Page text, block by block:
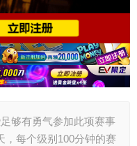
够有勇气参加此项赛事
，每个级别100分钟的赛